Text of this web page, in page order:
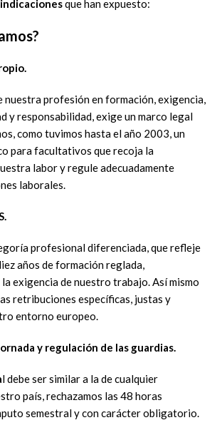
que han expuesto:
nuestra profesión en formación, exigencia,
y responsabilidad, exige un marco legal
como tuvimos hasta el año 2003, un
para facultativos que recoja la
labor y regule adecuadamente
laborales.
profesional diferenciada, que refleje
años de formación reglada,
exigencia de nuestro trabajo. Así mismo
retribuciones específicas, justas y
entorno europeo.
y regulación de las guardias.
l debe ser similar a la de cualquier
país, rechazamos las 48 horas
semestral y con carácter obligatorio.